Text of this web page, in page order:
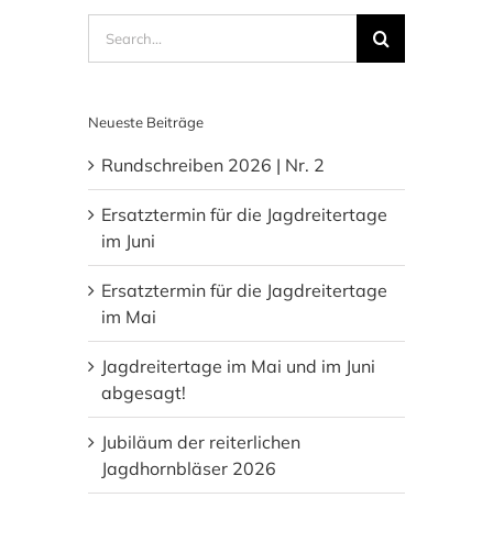
Neueste Beiträge
Rundschreiben 2026 | Nr. 2
Ersatztermin für die Jagdreitertage
im Juni
Ersatztermin für die Jagdreitertage
im Mai
Jagdreitertage im Mai und im Juni
abgesagt!
Jubiläum der reiterlichen
Jagdhornbläser 2026